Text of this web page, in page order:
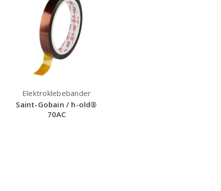
Elektroklebebänder
Saint-Gobain / h-old®
70AC